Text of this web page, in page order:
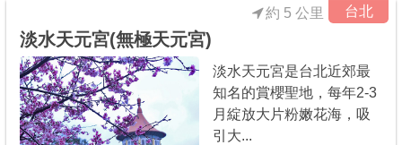
台北
約 5 公里
淡水天元宮(無極天元宮)
淡水天元宮是台北近郊最
知名的賞櫻聖地，每年2-3
月綻放大片粉嫩花海，吸
引大...